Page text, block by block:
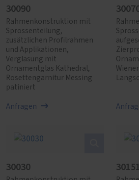
30090
Rahmenkonstruktion mit
Sprossenteilung,
zusätzlichen Profilrahmen
und Applikationen,
Verglasung mit
Ornamentglas Kathedral,
Rosettengarnitur Messing
patiniert
Anfragen
30030